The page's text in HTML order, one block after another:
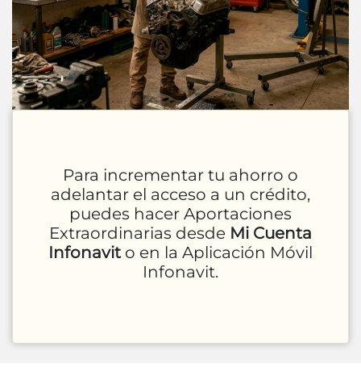
Para incrementar tu ahorro o
adelantar el acceso a un crédito,
puedes hacer Aportaciones
Extraordinarias desde Mi Cuenta
Infonavito en la Aplicación Móvil
Infonavit.